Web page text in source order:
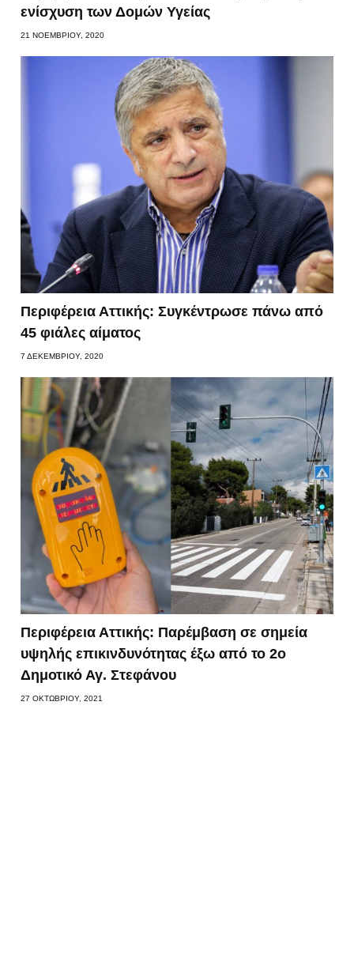
ενίσχυση των Δομών Υγείας
21 ΝΟΕΜΒΡΊΟΥ, 2020
Περιφέρεια Αττικής: Συγκέντρωσε πάνω από
45 φιάλες αίματος
7 ΔΕΚΕΜΒΡΊΟΥ, 2020
Περιφέρεια Αττικής: Παρέμβαση σε σημεία
υψηλής επικινδυνότητας έξω από το 2ο
Δημοτικό Αγ. Στεφάνου
27 ΟΚΤΩΒΡΊΟΥ, 2021